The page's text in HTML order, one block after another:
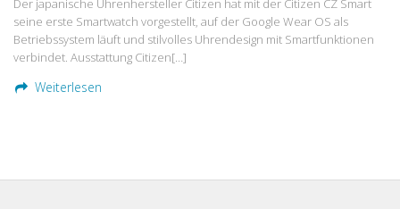
Datentarife
Flatrate-Prepaidtarife
Mobilfunk-Vergleichsrechner
Der japanische Uhrenhersteller Citizen hat mit der Citizen CZ Smart
seine erste Smartwatch vorgestellt, auf der Google Wear OS als
Betriebssystem läuft und stilvolles Uhrendesign mit Smartfunktionen
verbindet. Ausstattung Citizen[…]
Weiterlesen